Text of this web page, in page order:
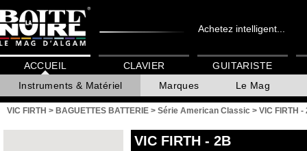
Achetez intelligent...
ACCUEIL
Instruments & Matériel
Marques Le Mag
CLAVIER GUITARISTE
VIC FIRTH > BAGUETTES BATTERIE > Série American Classic > VIC FIRTH -
VIC FIRTH - 2B